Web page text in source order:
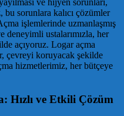
ve hijyen sorunları,
sorunlara kalıcı çözümler
işlemlerinde uzmanlaşmış
deneyimli ustalarımızla, her
açıyoruz. Logar açma
çevreyi koruyacak şekilde
hizmetlerimiz, her bütçeye
Hızlı ve Etkili Çözüm